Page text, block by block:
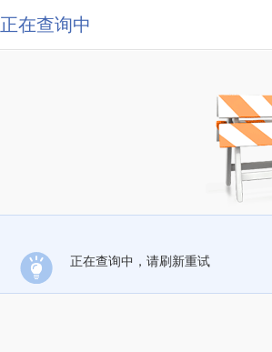
正在查询中
正在查询中，请刷新重试